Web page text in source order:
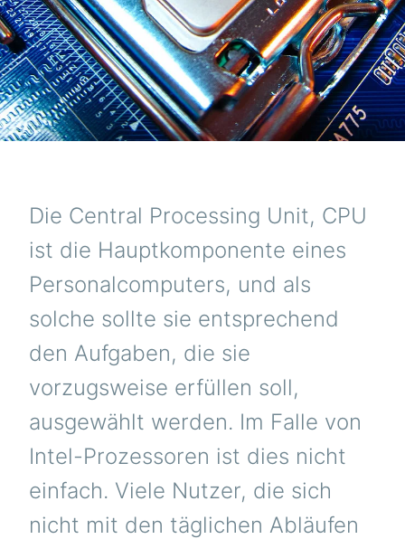
Die Central Processing Unit, CPU
ist die Hauptkomponente eines
Personalcomputers, und als
solche sollte sie entsprechend
den Aufgaben, die sie
vorzugsweise erfüllen soll,
ausgewählt werden. Im Falle von
Intel-Prozessoren ist dies nicht
einfach. Viele Nutzer, die sich
nicht mit den täglichen Abläufen